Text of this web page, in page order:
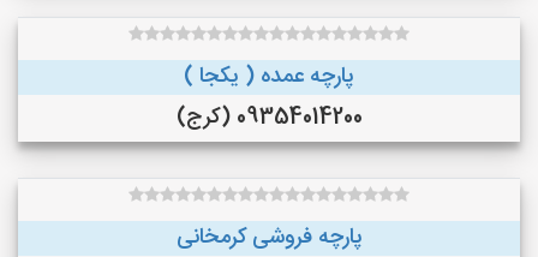
پارچه عمده ( یکجا )
09354014200 (کرج)
پارچه فروشی کرمخانی